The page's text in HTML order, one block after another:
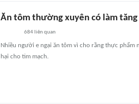
Ăn tôm thường xuyên có làm tăng
684liên quan
Nhiều người e ngại ăn tôm vì cho rằng thực phẩm
hại cho tim mạch.